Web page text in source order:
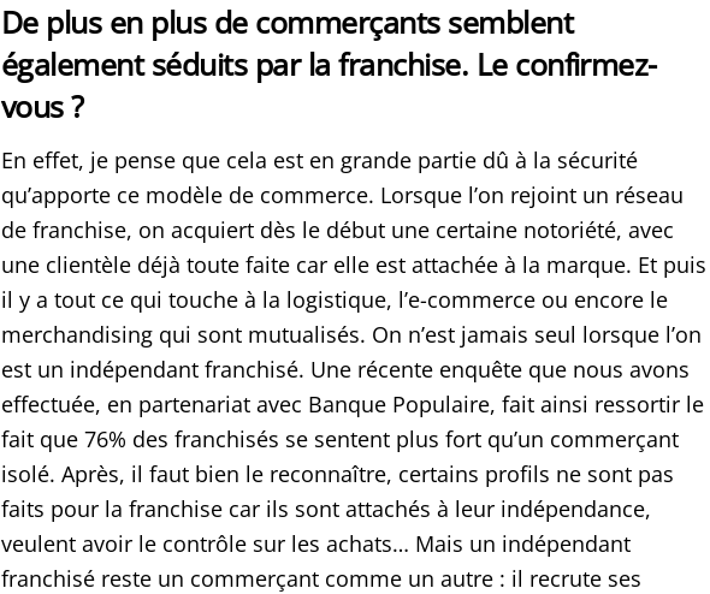
De plus en plus de commerçants semblent
également séduits par la franchise. Le confirmez-
vous ?
En effet, je pense que cela est en grande partie dû à la sécurité
qu’apporte ce modèle de commerce. Lorsque l’on rejoint un réseau
de franchise, on acquiert dès le début une certaine notoriété, avec
une clientèle déjà toute faite car elle est attachée à la marque. Et puis
il y a tout ce qui touche à la logistique, l’e-commerce ou encore le
merchandising qui sont mutualisés. On n’est jamais seul lorsque l’on
est un indépendant franchisé. Une récente enquête que nous avons
effectuée, en partenariat avec Banque Populaire, fait ainsi ressortir le
fait que 76% des franchisés se sentent plus fort qu’un commerçant
isolé. Après, il faut bien le reconnaître, certains profils ne sont pas
faits pour la franchise car ils sont attachés à leur indépendance,
veulent avoir le contrôle sur les achats… Mais un indépendant
franchisé reste un commerçant comme un autre : il recrute ses